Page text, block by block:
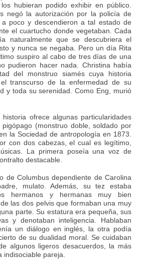
hubieran podido exhibir en público.
negó la autorización por la policía de
poco y descendieron a tal estado de
el cuartucho donde vegetaban. Cada
naturalmente que se descubriera el
y nunca se negaba. Pero un día Rita
suspiro al cabo de tres días de una
pudieron hacer nada. Christina había
del monstruo siamés cuya historia
transcurso de la enfermedad de su
y toda su serenidad. Como Eng, murió
ofrece algunas particularidades
(monstruo doble, soldado por
la Sociedad de antropología en 1873.
con dos cabezas, el cual es legítimo,
La primera poseía una voz de
destacable.
de Columbus dependiente de Carolina
mulato. Además, su tez estaba
hermanos y hermanas muy bien
las dos pelvis que formaban una muy
parte. Su estatura era pequeña, sus
y denotaban inteligencia. Hablaban
un diálogo en inglés, la otra podía
de su dualidad moral. Se cuidaban
algunos ligeros desacuerdos, la más
pareja.